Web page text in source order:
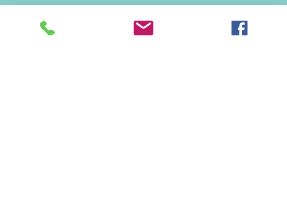
Schuhen einen einzigartigen